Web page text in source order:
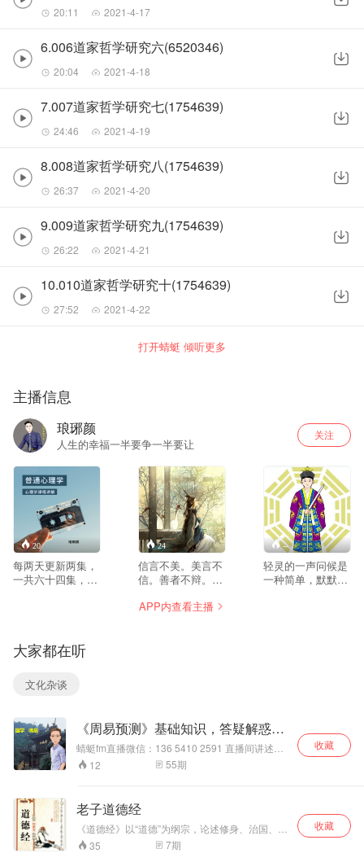
20:11 2021-4-17
6.006道家哲学研究六(6520346)
20:04 2021-4-18
7.007道家哲学研究七(1754639)
24:46 2021-4-19
8.008道家哲学研究八(1754639)
26:37 2021-4-20
9.009道家哲学研究九(1754639)
26:22 2021-4-21
10.010道家哲学研究十(1754639)
27:52 2021-4-22
打开蜻蜓 倾听更多
主播信息
琅琊颜
人生的幸福一半要争一半要让
关注
20
每两天更新两集，
一共六十四集，欢
24
信言不美。美言不
信。善者不辩。辩
博。博者不知。
--
轻灵的一声问候是
一种简单，默默的
凉水也是一种简单;
相逢的开口一笑是
一种简单，岁月的
中的等待也是一种
简单……
APP内查看主播
大家都在听
文化杂谈
《周易预测》基础知识，答疑解惑，
为您排忧解难，，，
蜻蜓fm直播微信：136 5410 2591 直播间讲述
《周易预测》基础知识，经典事例，答疑解惑，
为您排忧解难，，，
12 55期
收藏
老子道德经
《道德经》以“道德”为纲宗，论述修身、治国、用
兵、养生之道，而多以政治为旨归，乃所谓“内圣
外王”之学，文意深奥，包涵广博，被誉为万经之
35 7期
收藏